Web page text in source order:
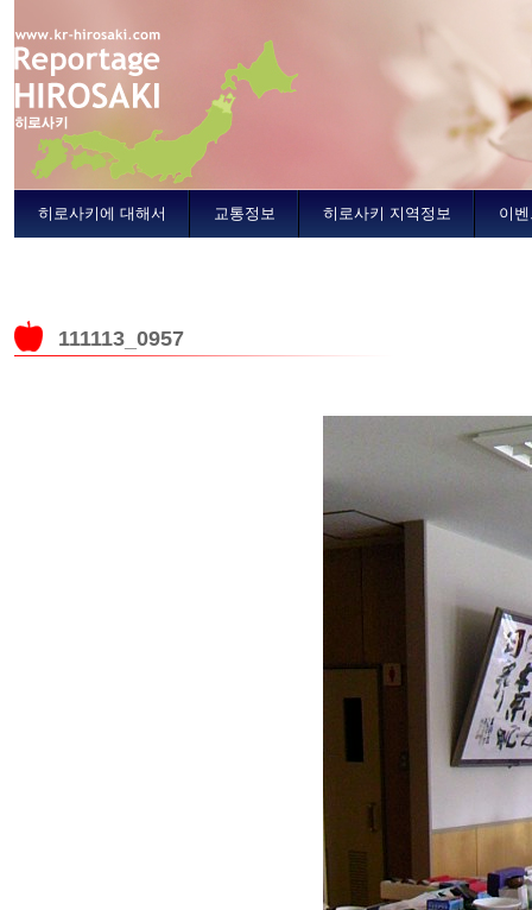
히로사키에 대해서 교통정보 히로사키 지역정보 이
111113_0957